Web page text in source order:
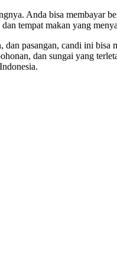
Anda bisa membayar
tempat makan yang
pasangan, candi ini
dan sungai yang